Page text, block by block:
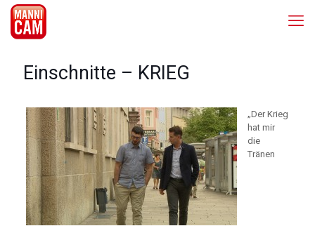
Einschnitte – KRIEG
„Der Krieg
hat mir
die
Tränen